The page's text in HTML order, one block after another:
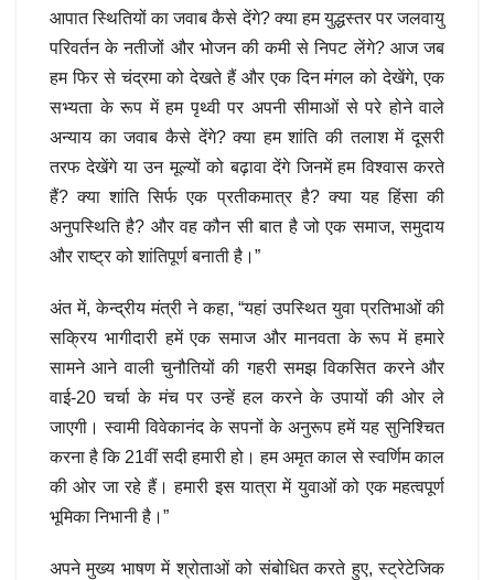
आपात स्थितियों का जवाब कैसे देंगे? क्या हम युद्धस्तर पर जलवायु
परिवर्तन के नतीजों और भोजन की कमी से निपट लेंगे? आज जब
हम फिर से चंद्रमा को देखते हैं और एक दिन मंगल को देखेंगे, एक
सभ्यता के रूप में हम पृथ्वी पर अपनी सीमाओं से परे होने वाले
अन्याय का जवाब कैसे देंगे? क्या हम शांति की तलाश में दूसरी
तरफ देखेंगे या उन मूल्यों को बढ़ावा देंगे जिनमें हम विश्वास करते
हैं? क्या शांति सिर्फ एक प्रतीकमात्र है? क्या यह हिंसा की
अनुपस्थिति है? और वह कौन सी बात है जो एक समाज, समुदाय
और राष्ट्र को शांतिपूर्ण बनाती है।”
अंत में, केन्द्रीय मंत्री ने कहा, “यहां उपस्थित युवा प्रतिभाओं की
सक्रिय भागीदारी हमें एक समाज और मानवता के रूप में हमारे
सामने आने वाली चुनौतियों की गहरी समझ विकसित करने और
वाई-20 चर्चा के मंच पर उन्हें हल करने के उपायों की ओर ले
जाएगी। स्वामी विवेकानंद के सपनों के अनुरूप हमें यह सुनिश्चित
करना है कि 21वीं सदी हमारी हो। हम अमृत काल से स्वर्णिम काल
की ओर जा रहे हैं। हमारी इस यात्रा में युवाओं को एक महत्वपूर्ण
भूमिका निभानी है।”
अपने मुख्य भाषण में श्रोताओं को संबोधित करते हुए, स्ट्रेटेजिक